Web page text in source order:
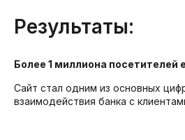
Результаты:
Более 1 миллиона посетителей
Сайт стал одним из основных
взаимодействия банка с